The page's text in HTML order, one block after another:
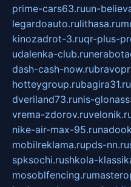
prime-cars63.ruun-
legardoauto.rulithasa.ru
kinozadrot-3.ruqr-plus-
udalenka-club.ru
dash-cash-now.ru
hotteygroup.rubagira31.ru
dveriland73.runis-
vrema-zdorov.ru
nike-air-max-95.ru
mobilreklama.rupds-nn.ru
spksochi.rushkola-
mosoblfencing.ru